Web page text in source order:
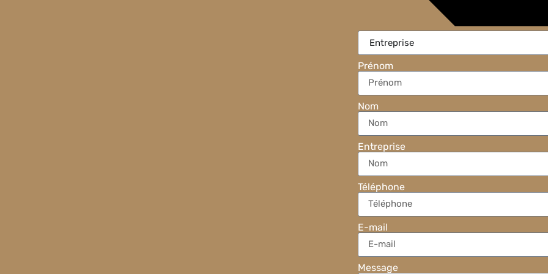
Prénom
Nom
Entreprise
Téléphone
E-mail
Message